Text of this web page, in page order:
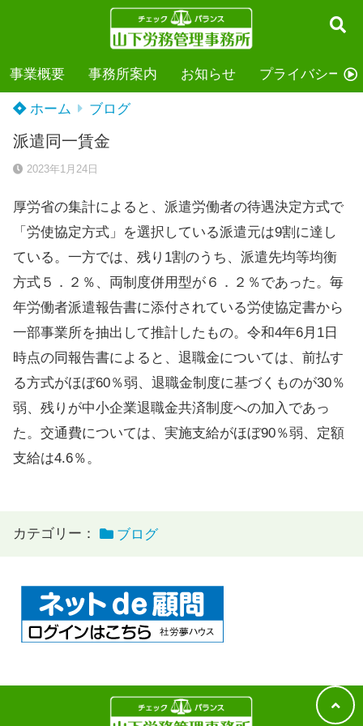
事業概要 事務所案内 お知らせ プライバシーポ
ホーム ブログ
派遣同一賃金
2023年1月24日
厚労省の集計によると、派遣労働者の待遇決定方式で
「労使協定方式」を選択している派遣元は9割に達し
ている。一方では、残り1割のうち、派遣先均等均衡
方式５．２％、両制度併用型が６．２％であった。毎
年労働者派遣報告書に添付されている労使協定書から
一部事業所を抽出して推計したもの。令和4年6月1日
時点の同報告書によると、退職金については、前払す
る方式がほぼ60％弱、退職金制度に基づくものが30％
弱、残りが中小企業退職金共済制度への加入であっ
た。交通費については、実施支給がほぼ90％弱、定額
支給は4.6％。
カテゴリー： ブログ